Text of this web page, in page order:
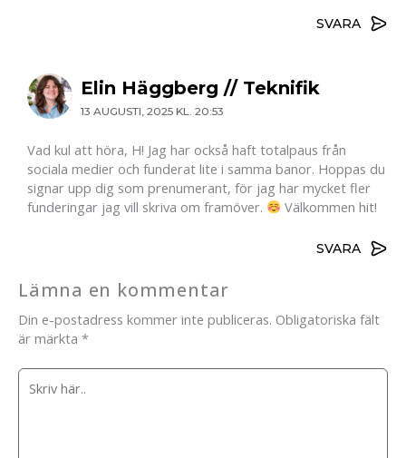
SVARA
Elin Häggberg // Teknifik
13 AUGUSTI, 2025 KL. 20:53
Vad kul att höra, H! Jag har också haft totalpaus från
sociala medier och funderat lite i samma banor. Hoppas du
signar upp dig som prenumerant, för jag har mycket fler
funderingar jag vill skriva om framöver.
Välkommen hit!
SVARA
Lämna en kommentar
Din e-postadress kommer inte publiceras. Obligatoriska fält
är märkta *
Skriv
här..